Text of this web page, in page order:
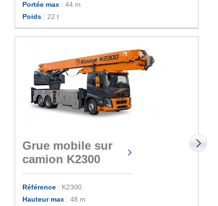
Portée max : 44 m
Poids : 22 t
Grue mobile sur
camion K2300
Référence : K2300
Hauteur max : 48 m